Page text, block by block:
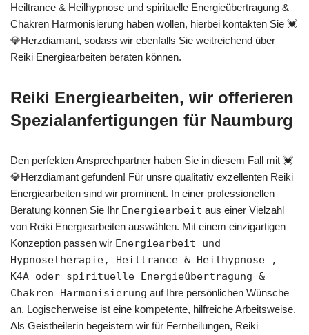
Heiltrance & Heilhypnose und spirituelle Energieübertragung &
Chakren Harmonisierung haben wollen, hierbei kontakten Sie 💓️
💎Herzdiamant, sodass wir ebenfalls Sie weitreichend über
Reiki Energiearbeiten beraten können.
Reiki Energiearbeiten, wir offerieren
Spezialanfertigungen für Naumburg
Den perfekten Ansprechpartner haben Sie in diesem Fall mit 💓️
💎Herzdiamant gefunden! Für unsre qualitativ exzellenten Reiki
Energiearbeiten sind wir prominent. In einer professionellen
Beratung können Sie Ihr Energiearbeit aus einer Vielzahl
von Reiki Energiearbeiten auswählen. Mit einem einzigartigen
Konzeption passen wir Energiearbeit und
Hypnosetherapie, Heiltrance & Heilhypnose ,
K4A oder spirituelle Energieübertragung &
Chakren Harmonisierung auf Ihre persönlichen Wünsche
an. Logischerweise ist eine kompetente, hilfreiche Arbeitsweise.
Als Geistheilerin begeistern wir für Fernheilungen, Reiki